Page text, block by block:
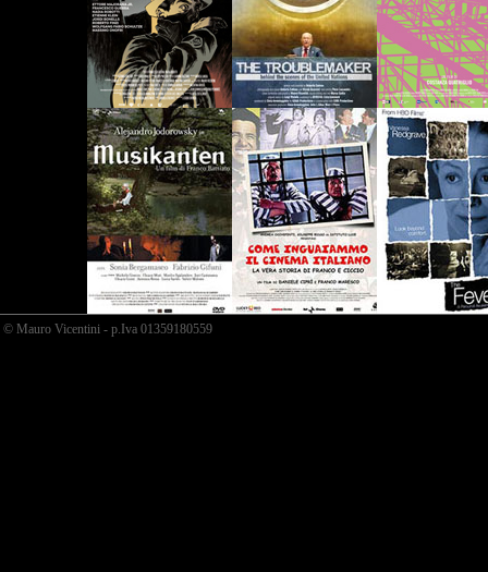
© Mauro Vicentini - p.Iva 01359180559